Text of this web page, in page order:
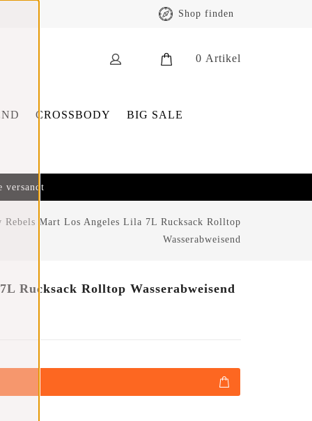
Shop finden
0 Artikel
CROSSBODY BIG SALE
versandt
Rebels Mart Los Angeles Lila 7L Rucksack Rolltop
Wasserabweisend
Rucksack Rolltop Wasserabweisend